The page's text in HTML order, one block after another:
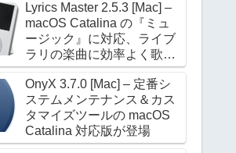
Lyrics Master 2.5.3 [Mac] –
macOS Catalina の『ミュ
ージック』に対応、ライブ
ラリの楽曲に効率よく歌詞
を設定できる
OnyX 3.7.0 [Mac] – 定番シ
ステムメンテナンス＆カス
タマイズツールの macOS
Catalina 対応版が登場